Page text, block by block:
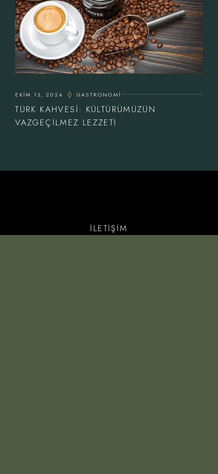
EKIM 13, 2024 GASTRONOMI
TÜRK KAHVESI: KÜLTÜRÜMÜZÜN
VAZGEÇILMEZ LEZZETI
İLETİŞIM